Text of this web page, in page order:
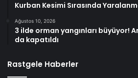
Kurban Kesimi Sırasında
Ağustos 10, 2026
3 ilde orman yangınları büyüyor!
da kapatıldı
Rastgele Haberler